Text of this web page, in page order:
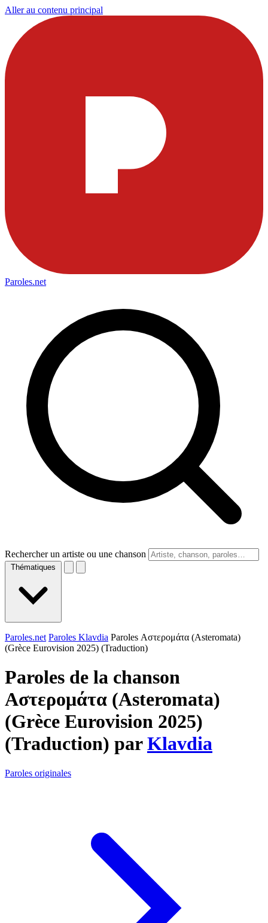
Aller au contenu principal
Paroles.net
Rechercher un artiste ou une chanson
Thématiques
Paroles.net Paroles Klavdia Paroles Αστερομάτα (Asteromata)
(Grèce Eurovision 2025) (Traduction)
Paroles de la chanson
Αστερομάτα (Asteromata)
(Grèce Eurovision 2025)
(Traduction) parKlavdia
Paroles originales